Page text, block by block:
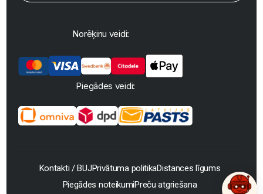
Norēķinu veidi:
Piegādes veidi:
Kontakti / BUJPrivātuma politikaDistances līgums
Piegādes noteikumiPreču atgriešana